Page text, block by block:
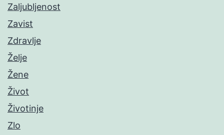
Zaljubljenost
Zavist
Zdravlje
Želje
Žene
Život
Životinje
Zlo